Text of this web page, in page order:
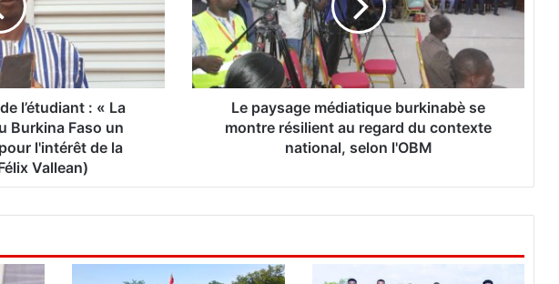
l’étudiant : « La
Burkina Faso un
l'intérêt de la
Vallean)
y
s
a
g
e
i
u
Le paysage médiatique burkinabè se
montre résilient au regard du contexte
national, selon l'OBM